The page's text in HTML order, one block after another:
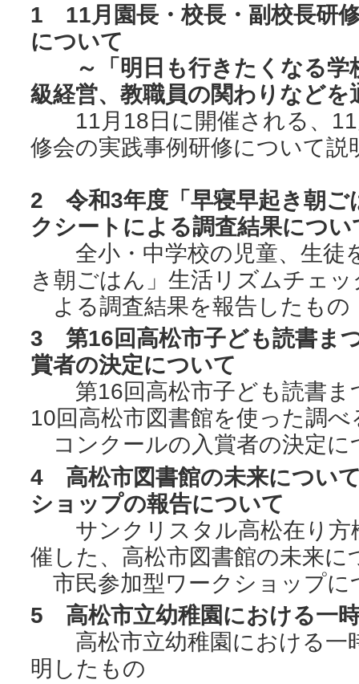
1 11月園長・校長・副校長研
について
～「明日も行きたくなる学
級経営、教職員の関わりなどを
11月18日に開催される、11
修会の実践事例研修について説
2 令和3年度「早寝早起き朝ご
クシートによる調査結果につい
全小・中学校の児童、生徒
き朝ごはん」生活リズムチェ
よる調査結果を報告したもの
3 第16回高松市子ども読書ま
賞者の決定について
第16回高松市子ども読書ま
10回高松市図書館を使った調べ
コンクールの入賞者の決定に
4 高松市図書館の未来につい
ショップの報告について
サンクリスタル高松在り方
催した、高松市図書館の未来に
市民参加型ワークショップに
5 高松市立幼稚園における一
高松市立幼稚園における一
明したもの